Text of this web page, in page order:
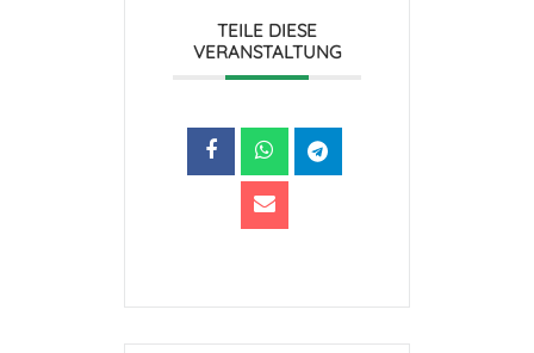
TEILE DIESE
VERANSTALTUNG